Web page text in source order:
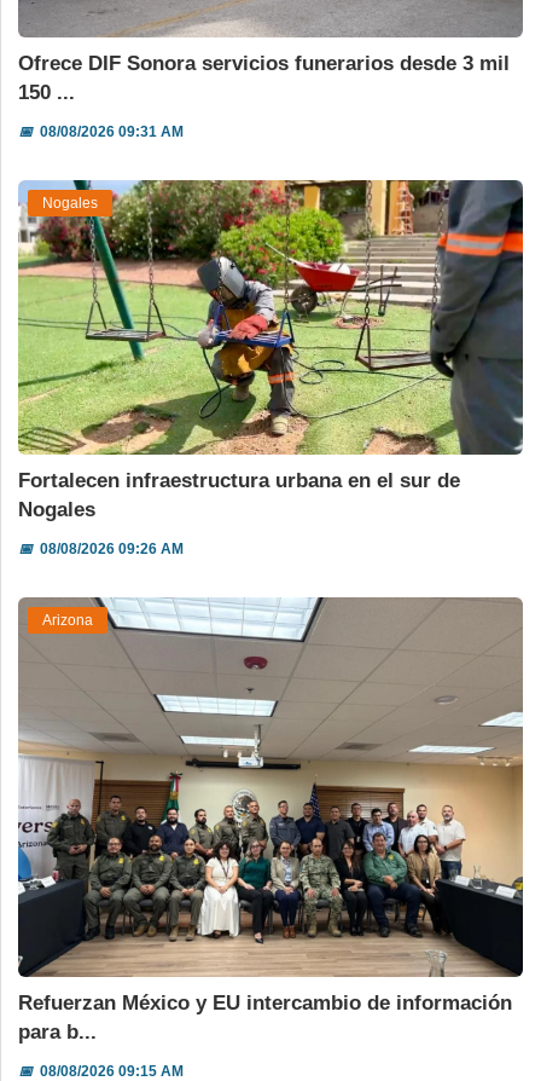
Ofrece DIF Sonora servicios funerarios desde 3 mil
150 ...
📅08/08/2026 09:31 AM
Nogales
Fortalecen infraestructura urbana en el sur de
Nogales
📅08/08/2026 09:26 AM
Arizona
Refuerzan México y EU intercambio de información
para b...
📅08/08/2026 09:15 AM